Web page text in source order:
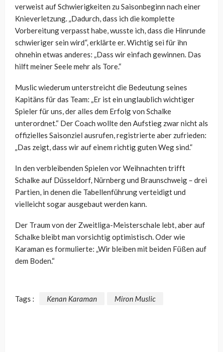
verweist auf Schwierigkeiten zu Saisonbeginn nach einer
Knieverletzung. „Dadurch, dass ich die komplette
Vorbereitung verpasst habe, wusste ich, dass die Hinrunde
schwieriger sein wird“, erklärte er. Wichtig sei für ihn
ohnehin etwas anderes: „Dass wir einfach gewinnen. Das
hilft meiner Seele mehr als Tore.“
Muslic wiederum unterstreicht die Bedeutung seines
Kapitäns für das Team: „Er ist ein unglaublich wichtiger
Spieler für uns, der alles dem Erfolg von Schalke
unterordnet.“ Der Coach wollte den Aufstieg zwar nicht als
offizielles Saisonziel ausrufen, registrierte aber zufrieden:
„Das zeigt, dass wir auf einem richtig guten Weg sind.“
In den verbleibenden Spielen vor Weihnachten trifft
Schalke auf Düsseldorf, Nürnberg und Braunschweig – drei
Partien, in denen die Tabellenführung verteidigt und
vielleicht sogar ausgebaut werden kann.
Der Traum von der Zweitliga-Meisterschale lebt, aber auf
Schalke bleibt man vorsichtig optimistisch. Oder wie
Karaman es formulierte: „Wir bleiben mit beiden Füßen auf
dem Boden.“
Tags : Kenan Karaman Miron Muslic